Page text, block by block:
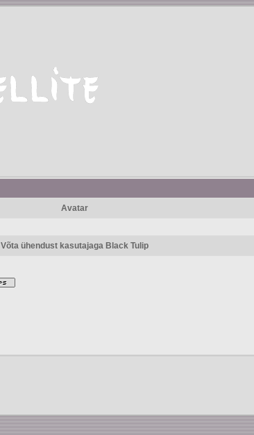
Avatar
Võta ühendust kasutajaga Black Tulip